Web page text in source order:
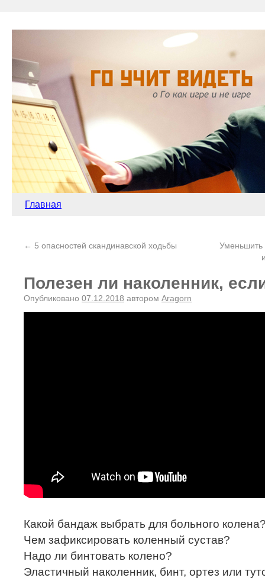
Главная
← 5 опасностей скандинавской ходьбы
Уменьшить
Полезен ли наколенник,
Опубликовано 07.12.2018 автором Aragorn
Какой бандаж выбрать для больного
Чем зафиксировать коленный сустав?
Надо ли бинтовать колено?
Эластичный наколенник, бинт, ортез или